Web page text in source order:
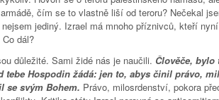
čím se to vlastně liší od teroru? Nečekal
jediný. Izrael má mnoho příznivců, kteří nyní
dál?
důležité. Sami židé nás je naučili. Člověče, bylo
tebe Hospodin žádá: jen to, abys činil právo,
se svým Bohem. Právo, milosrdenství, pokora